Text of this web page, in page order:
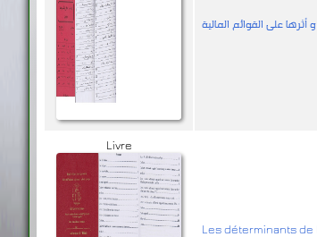
على القوائم المالية
Livre
Les déterminants